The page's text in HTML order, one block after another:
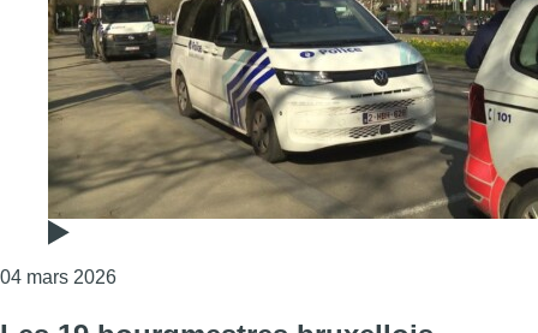
04 mars 2026Consulter l'article "Guerre au Moyen-Orient: les